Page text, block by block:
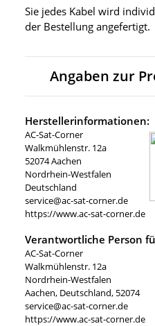
Sie jedes Kabel wird
der Bestellung angefertigt.
Angaben zur
Herstellerinformationen:
AC-Sat-Corner
Walkmühlenstr. 12a
52074 Aachen
Nordrhein-Westfalen
Deutschland
service@ac-sat-corner.de
https://www.ac-sat-corner.de
Verantwortliche Person
AC-Sat-Corner
Walkmühlenstr. 12a
Nordrhein-Westfalen
Aachen, Deutschland, 52074
service@ac-sat-corner.de
https://www.ac-sat-corner.de